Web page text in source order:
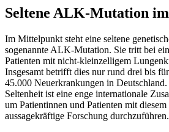
Seltene ALK-Mutation
Im Mittelpunkt steht eine seltene
sogenannte ALK-Mutation. Sie tritt bei
Patienten mit nicht-kleinzelligem
Insgesamt betrifft dies nur rund drei bis
45.000 Neuerkrankungen in
Seltenheit ist eine enge internationale
um Patientinnen und Patienten mit
aussagekräftige Forschung durchzuführen.